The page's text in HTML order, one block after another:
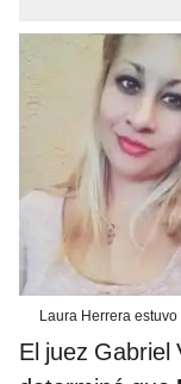
Laura Herrera
El juez Gabriel